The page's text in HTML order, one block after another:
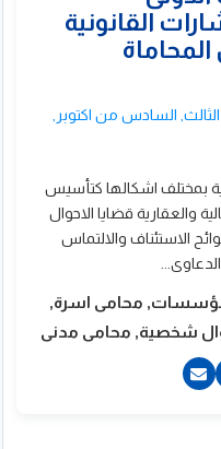
الحى الثالث, السادس من اكتوبر,
بمختلف اشكالها كتأسيس
والعقارية قضايا الاحوال
الاستئناف والالتماس
مؤسسات, محامى اسرة,
شخصية, محامى مدنى